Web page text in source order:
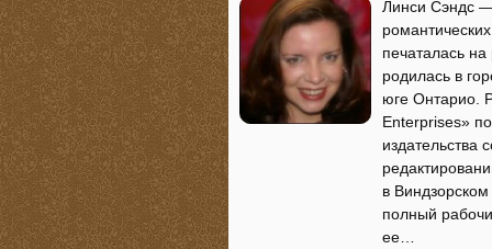
Линси Сэндс
печаталась
родилась в
юге Онтарио.
Enterprises»
издательства
в
полный
ее…